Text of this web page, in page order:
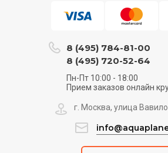
8 (495) 784-81-00
8 (495) 720-52-64
Пн-Пт 10:00 - 18:00
Прием заказов онлайн
г. Москва, улица